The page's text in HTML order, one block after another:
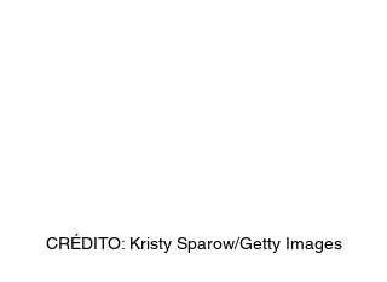
CRÉDITO: Kristy Sparow/Getty Images